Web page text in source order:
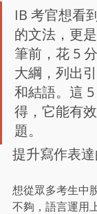
IB 考官想看
的文法，更
筆前，花 5
大綱，列出
和結語。這
得，它能有
題。
提升寫作表
想從眾多考生中
不夠，語言運用